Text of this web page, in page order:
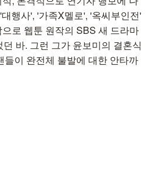
행사', '가족X멜로', '옥씨부인전'
로 웹툰 원작의 SBS 새 드라마
바. 그런 그가 윤보미의 결혼식
들이 완전체 불발에 대한 안타까